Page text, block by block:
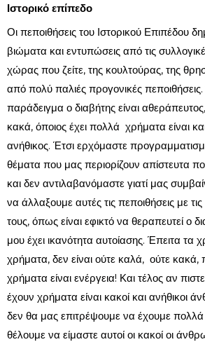
Ιστορικό επίπεδο
Οι πεποιθήσεις του Ιστορικού Επιπέδου
βιώματα και εντυπώσεις από τις
χώρας που ζείτε, της κουλτούρας, της
από πολύ παλιές προγονικές
παράδειγμα ο διαβήτης είναι
κακά, όποιος έχει πολλά χρήματα είναι
ανήθικος. Έτσι ερχόμαστε
θέματα που μας περιορίζουν απίστευτα
και δεν αντιλαβανόμαστε γιατί μας
να άλλαξουμε αυτές τις πεποιθήσεις με τις
τους, όπως είναι εφικτό να θεραπευτεί ο
μου έχει ικανότητα αυτοίασης. Έπειτα τα
χρήματα, δεν είναι ούτε καλά, ούτε κακά,
χρήματα είναι ενέργεια! Και τέλος αν
έχουν χρήματα είναι κακοί και ανήθικοι
δεν θα μας επιτρέψουμε να έχουμε πολλά
θέλουμε να είμαστε αυτοί οι κακοί οι